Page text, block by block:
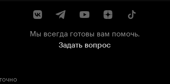
Мы всегда готовы вам помочь.
Задать вопрос